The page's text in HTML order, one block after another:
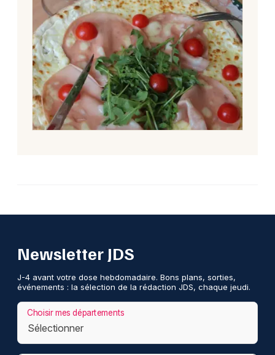
Newsletter JDS
J-4 avant votre dose hebdomadaire. Bons plans, sorties,
événements : la sélection de la rédaction JDS, chaque jeudi.
Choisir mes départements